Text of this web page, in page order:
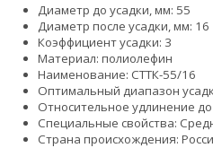
Диаметр до усадки, мм: 55
Диаметр после усадки, мм: 16
Коэффициент усадки: 3
Материал: полиолефин
Наименование: СТТК-55/16
Оптимальный диапазон
Относительное удлинение
Специальные свойства:
Страна происхождения: